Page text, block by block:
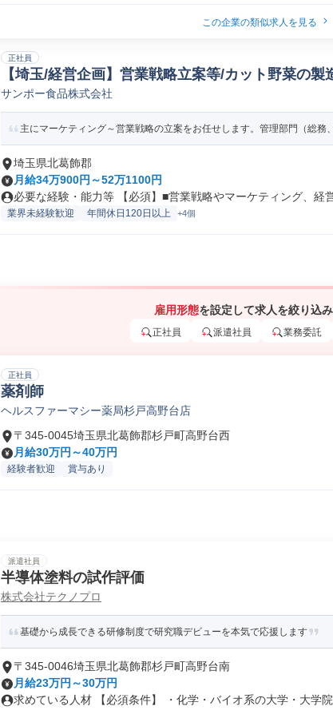
この企業の類似求人を見る
正社員
【埼玉/経営企画】営業戦略立案等/カット野菜の
サンポー食品株式会社
主にマーケティング～営業戦略の立案をお任せします。管理部門（総務
埼玉県北葛飾郡
月給34万900円～52万1100円
必要な経験・能力等 【必須】■営業戦略やマーケティング、経
業界未経験歓迎 年間休日120日以上 +4個
雇用形態を設定して求人を絞り込
正社員 派遣社員 業務委託
正社員
薬剤師
ヘルスファーマシー薬局杉戸高野台店
〒345-0045埼玉県北葛飾郡杉戸町高野台西
月給30万円～40万円
経験者歓迎 賞与あり
派遣社員
半導体塗料の試作評価
株式会社テクノプロ
基礎から成長できる研修制度で研究職デビューを本気で応援します
〒345-0046埼玉県北葛飾郡杉戸町高野台南
月給23万円～30万円
求めている人材 【必須条件】 ・化学・バイオ系の大学・大学院